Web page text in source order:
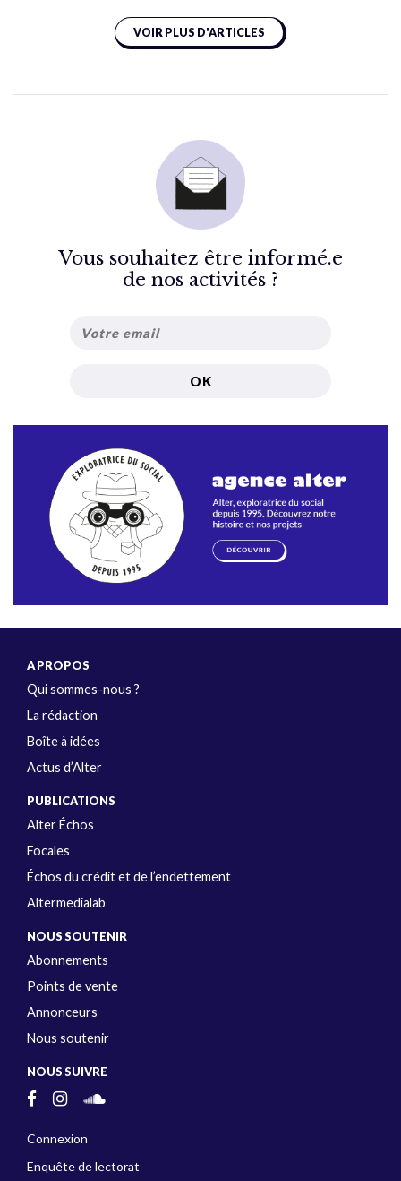
VOIR PLUS D'ARTICLES
Vous souhaitez être informé.e
de nos activités ?
A PROPOS
Qui sommes-nous ?
La rédaction
Boîte à idées
Actus d’Alter
PUBLICATIONS
Alter Échos
Focales
Échos du crédit et de l’endettement
Altermedialab
NOUS SOUTENIR
Abonnements
Points de vente
Annonceurs
Nous soutenir
NOUS SUIVRE
Connexion
Enquête de lectorat